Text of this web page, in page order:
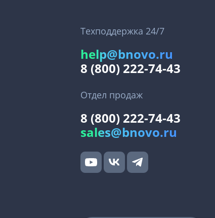
Техподдержка 24/7
help@bnovo.ru
8 (800) 222-74-43
Отдел продаж
8 (800) 222-74-43
sales@bnovo.ru